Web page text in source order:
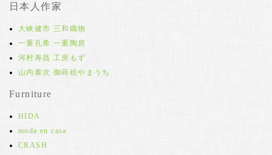
日本人作家
大峡健市 三和織物
一重孔希 一重陶房
河村寿昌 工房もず
山内泰次 御蒔絵やまうち
Furniture
HIDA
moda en casa
CRASH